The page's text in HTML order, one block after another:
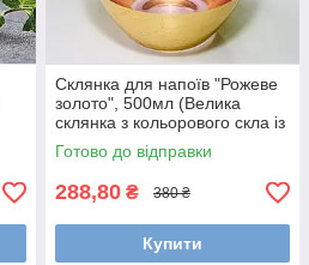
Склянка для напоїв "Рожеве
золото", 500мл (Велика
склянка з кольорового скла із
золотим обідком)
Готово до відправки
288,80 ₴ 380 ₴
Купити